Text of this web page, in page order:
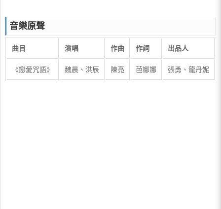
音樂原聲
曲目 演唱 作曲 作詞 出品人
《戀愛咒語》 魏晨、洪辰 陳亮 芭娜娜 張勇、龍丹妮